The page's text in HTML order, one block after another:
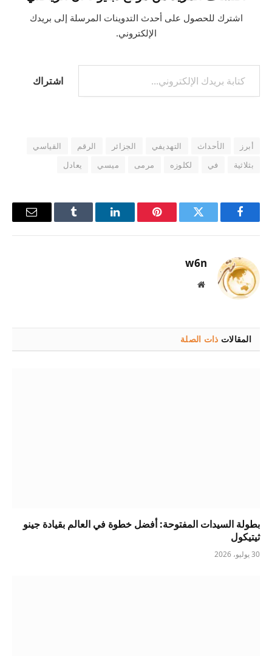
اشترك للحصول على أحدث التدوينات المرسلة إلى بريدك
الإلكتروني.
اشتراك
أبرز الأحداث التهديفي الجزائر الرقم
القياسي
بثلاثية
في لكلوزه مرمى ميسي يعادل
فيسبوك تويتر بينتيريستلينكدإن Tumblr
البريد
w6n
موقع
المقالات ذات الصلة
بطولة السيدات المفتوحة: أفضل خطوة في العالم بقيادة جينو
ثيتيكول
30 يوليو، 2026